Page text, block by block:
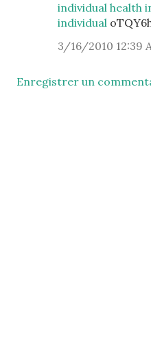
individual health
individual
3/16/2010 12:39
Enregistrer un